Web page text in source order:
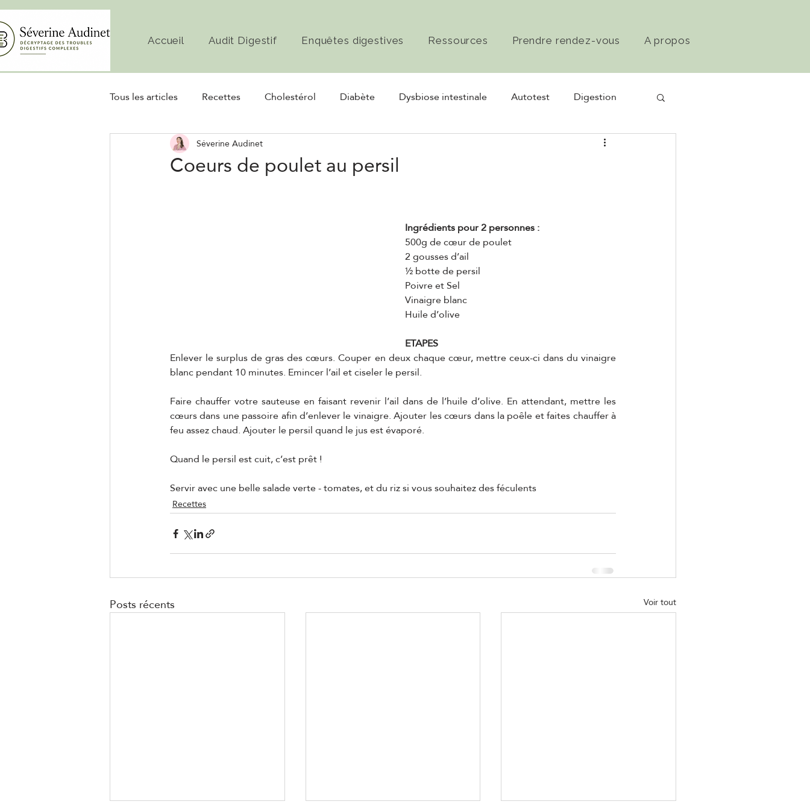
Accueil Audit Digestif Enquêtes digestives Ressources Prendre rendez-vous A propos
Tous les articles Recettes Cholestérol Diabète Dysbiose intestinale Autotest Digestion
Microbiote Fermentation
Coeurs de poulet au persil
Séverine Audinet
Ingrédients pour 2 personnes :
500g de cœur de poulet
2 gousses d’ail
½ botte de persil
Poivre et Sel
Vinaigre blanc
Huile d’olive
ETAPES
Enlever le surplus de gras des cœurs. Couper en deux chaque cœur, mettre ceux-ci dans du vinaigre
blanc pendant 10 minutes. Emincer l’ail et ciseler le persil.
Faire chauffer votre sauteuse en faisant revenir l’ail dans de l’huile d’olive. En attendant, mettre les
cœurs dans une passoire afin d’enlever le vinaigre. Ajouter les cœurs dans la poêle et faites chauffer à
feu assez chaud. Ajouter le persil quand le jus est évaporé.
Quand le persil est cuit, c’est prêt !
Servir avec une belle salade verte - tomates, et du riz si vous souhaitez des féculents
Recettes
Posts récents Voir tout